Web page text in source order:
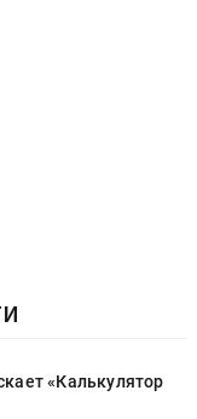
«Калькулятор